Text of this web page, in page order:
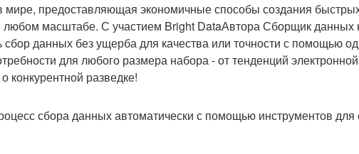
предоставляющая экономичные способы создания
масштабе. С участием Bright DataАвтора Сборщик данных
данных без ущерба для качества или точности с помощью
для любого размера набора - от тенденций
конкурентной разведке!
сбора данных автоматически с помощью инструментов для